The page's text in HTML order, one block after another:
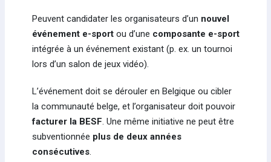
Peuvent candidater les organisateurs d’un nouvel
événement e-sportou d’une composante e-sport
intégrée à un événement existant (p. ex. un tournoi
lors d’un salon de jeux vidéo).
L’événement doit se dérouler en Belgique ou cibler
la communauté belge, et l’organisateur doit pouvoir
facturer la BESF. Une même initiative ne peut être
subventionnée plus de deux années
consécutives.